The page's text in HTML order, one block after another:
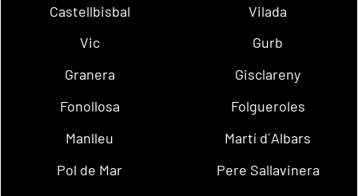
Castellbisbal
Vilada
Vic
Gurb
Granera
Gisclareny
Fonollosa
Folgueroles
Manlleu
Martí d´Albars
Pol de Mar
Pere Sallavinera